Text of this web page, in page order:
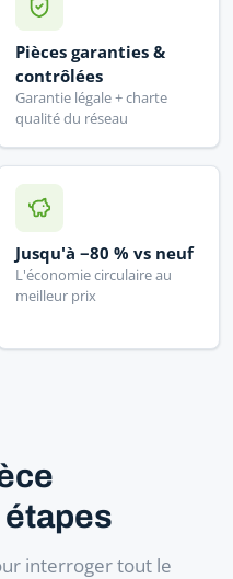
Pièces garanties &
contrôlées
Garantie légale + charte
qualité du réseau
Jusqu'à −80 % vs neuf
L'économie circulaire au
meilleur prix
interroger tout le